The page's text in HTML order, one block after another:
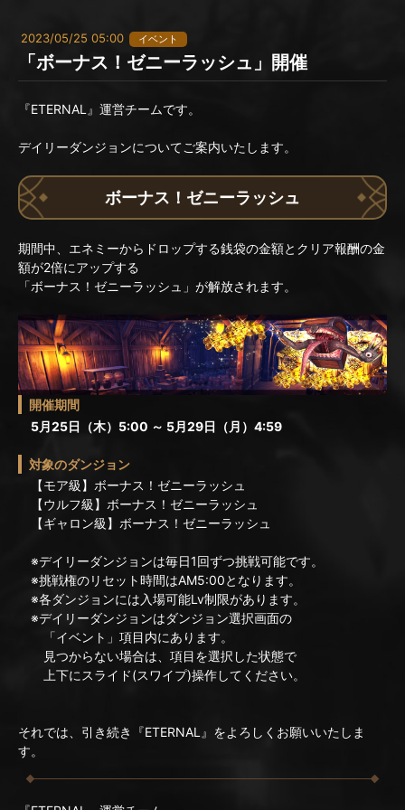
2023/05/25 05:00 イベント
「ボーナス！ゼニーラッシュ」開催
『ETERNAL』運営チームです。
デイリーダンジョンについてご案内いたします。
ボーナス！ゼニーラッシュ
期間中、エネミーからドロップする銭袋の金額とクリア報酬の金
額が2倍にアップする
「ボーナス！ゼニーラッシュ」が解放されます。
開催期間
5月25日（木）5:00 ～ 5月29日（月）4:59
対象のダンジョン
【モア級】ボーナス！ゼニーラッシュ
【ウルフ級】ボーナス！ゼニーラッシュ
【ギャロン級】ボーナス！ゼニーラッシュ
※デイリーダンジョンは毎日1回ずつ挑戦可能です。
※挑戦権のリセット時間はAM5:00となります。
※各ダンジョンには入場可能Lv制限があります。
※デイリーダンジョンはダンジョン選択画面の
「イベント」項目内にあります。
見つからない場合は、項目を選択した状態で
上下にスライド(スワイプ)操作してください。
それでは、引き続き『ETERNAL』をよろしくお願いいたしま
す。